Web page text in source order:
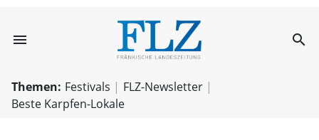
menu Sanierung dersearch
Themen: Festivals
FLZ-Newsletter
Beste Karpfen-Lokale